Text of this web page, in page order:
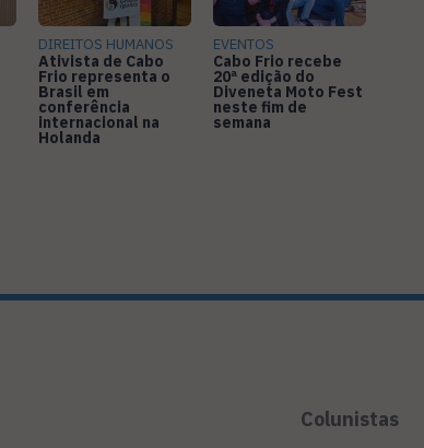
DIREITOS HUMANOS
Ativista de Cabo
Frio representa o
Brasil em
conferência
internacional na
Holanda
EVENTOS
Cabo Frio recebe
20ª edição do
Diveneta Moto Fest
neste fim de
semana
Colunistas